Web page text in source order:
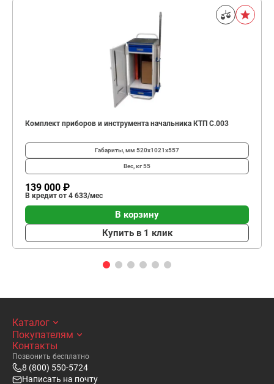
Комплект приборов и инструмента начальника КТП C.003
Габариты, мм 520х1021х557
Вес, кг55
139 000 ₽
В кредит от 4 633/мес
В корзину
Купить в 1 клик
Каталог
Покупателям
Контакты
Позвонить бесплатно
8 (800) 550-5724
Написать на почту